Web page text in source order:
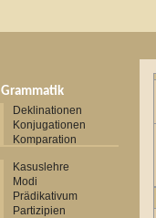
Grammatik
Deklinationen
Konjugationen
Komparation
Kasuslehre
Modi
Prädikativum
Partizipien